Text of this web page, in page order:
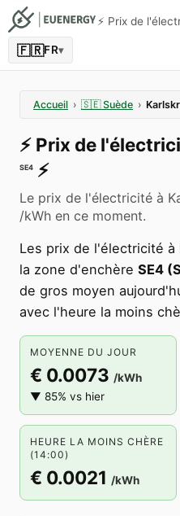
⚡️ Prix de
🇫🇷FR▾
Accueil › 🇸🇪 Suède ›
⚡️ Prix de
SE4 ⚡️
Le prix de l'électricité à
/kWh en ce moment.
Les prix de l'électricité à
la zone d'enchère SE4
de gros moyen
avec l'heure la moins
MOYENNE DU JOUR
€ 0.0073 /kWh
▼ 85% vs hier
HEURE LA MOINS CHÈRE
(14:00)
€ 0.0021 /kWh